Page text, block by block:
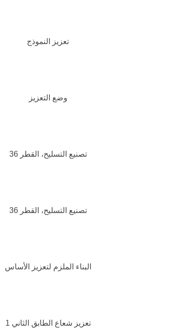
تعزيز النموذج
وضع التعزيز
تصنيع التسليح، القطر 36
تصنيع التسليح، القطر 36
البناء الملزم لتعزيز الأساس
تعزيز شعاع الطابق الثاني 1